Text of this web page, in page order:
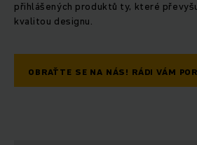
přihlášených produktů ty, které
kvalitou designu.
OBRAŤTE SE NA NÁS! RÁDI VÁM